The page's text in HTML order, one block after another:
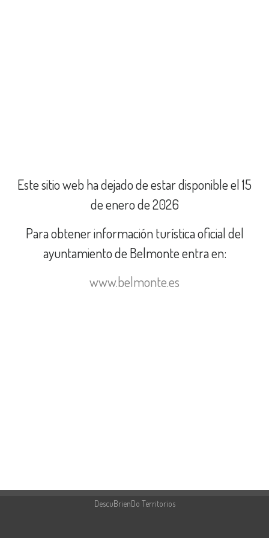
Este sitio web ha dejado de estar disponible el 15
de enero de 2026
Para obtener información turística oficial del
ayuntamiento de Belmonte entra en:
www.belmonte.es
DescuBrienDo Territorios